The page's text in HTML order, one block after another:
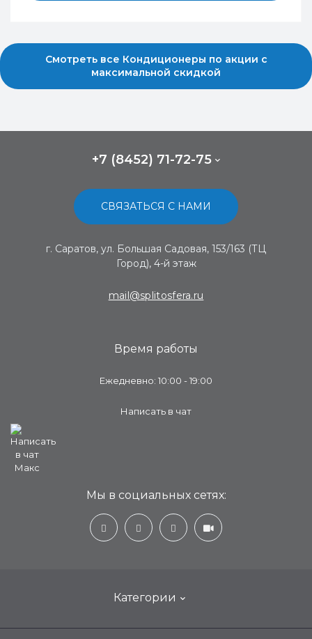
Смотреть все Кондиционеры по акции с
максимальной скидкой
+7 (8452) 71-72-75
СВЯЗАТЬСЯ С НАМИ
г. Саратов, ул. Большая Садовая, 153/163 (ТЦ
Город), 4-й этаж
mail@splitosfera.ru
Категории
Время работы
Ежедневно: 10:00 - 19:00
Написать в чат
Мы в социальных сетях: